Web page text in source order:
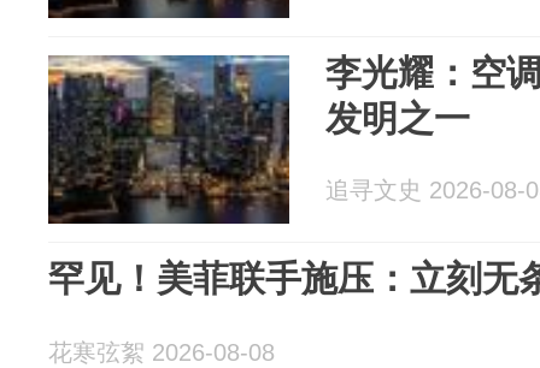
李光耀：空
发明之一‌
追寻文史 2026-08-
罕见！美菲联手施压：立刻无
花寒弦絮 2026-08-08